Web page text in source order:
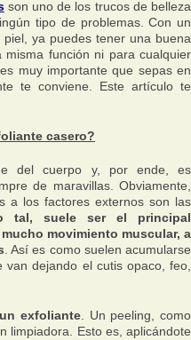
son uno de los trucos de belleza
tipo de problemas. Con un
ya puedes tener una buena
función ni para cualquier
muy importante que sepas en
te conviene. Este artículo te
casero?
del cuerpo y, por ende, es
de maravillas. Obviamente,
a los factores externos son las
tal, suele ser el principal
movimiento muscular, a
. Así es como suelen acumularse
dejando el cutis opaco, feo,
exfoliante . Un peeling, como
limpiadora. Esto es, aplicándote